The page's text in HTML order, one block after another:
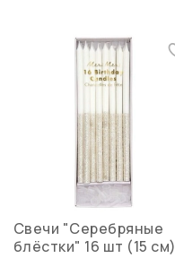
Свечи "Серебряные
блёстки" 16 шт (15 см)